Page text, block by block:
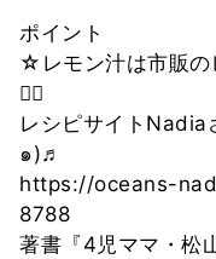
ポイント
☆レモン汁は市販の
🙆‍♀️
レシピサイトNadia
๑)♬
https://oceans-
8788
著書『4児ママ・松